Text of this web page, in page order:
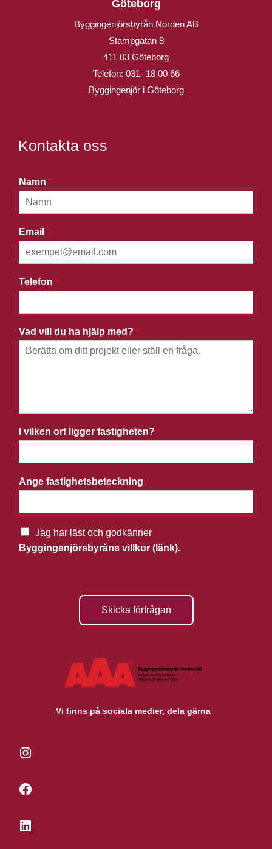
Göteborg
Byggingenjörsbyrån Norden AB
Stampgatan 8
411 03 Göteborg
Telefon: 031- 18 00 66
Byggingenjör i Göteborg
Kontakta oss
Namn *
Email *
Telefon *
Vad vill du ha hjälp med? *
I vilken ort ligger fastigheten? *
Ange fastighetsbeteckning *
Jag har läst och godkänner
Byggingenjörsbyråns villkor (länk).
Skicka förfrågan
Vi finns på sociala medier, dela gärna
Instagram
Facebook
LinkedIn